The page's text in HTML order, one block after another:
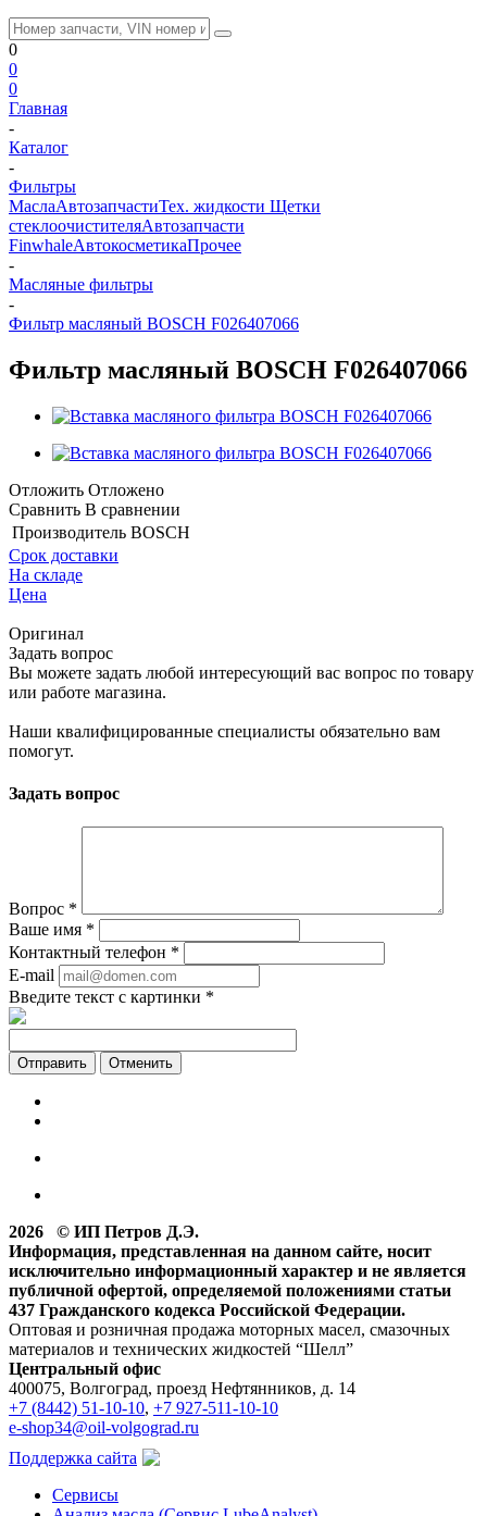
0
0
0
Главная
-
Каталог
-
Фильтры
МаслаАвтозапчастиТех. жидкости Щетки
стеклоочистителяАвтозапчасти
FinwhaleАвтокосметикаПрочее
-
Масляные фильтры
-
Фильтр масляный BOSCH F026407066
Фильтр масляный BOSCH F026407066
Отложить Отложено
Сравнить В сравнении
Производитель BOSCH
Срок доставки
На складе
Цена
Оригинал
Задать вопрос
Вы можете задать любой интересующий вас вопрос по товару
или работе магазина.
Наши квалифицированные специалисты обязательно вам
помогут.
Задать вопрос
Вопрос *
Ваше имя *
Контактный телефон *
E-mail
Введите текст с картинки *
Отменить
2026 © ИП Петров Д.Э.
Информация, представленная на данном сайте, носит
исключительно информационный характер и не является
публичной офертой, определяемой положениями статьи
437 Гражданского кодекса Российской Федерации.
Оптовая и розничная продажа моторных масел, смазочных
материалов и технических жидкостей “Шелл”
Центральный офис
400075, Волгоград, проезд Нефтянников, д. 14
+7 (8442) 51-10-10, +7 927-511-10-10
e-shop34@oil-volgograd.ru
Поддержка сайта
Сервисы